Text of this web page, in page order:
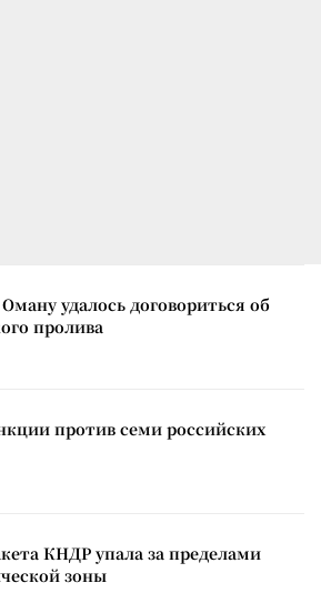
удалось договориться об
пролива
против семи российских
КНДР упала за пределами
зоны